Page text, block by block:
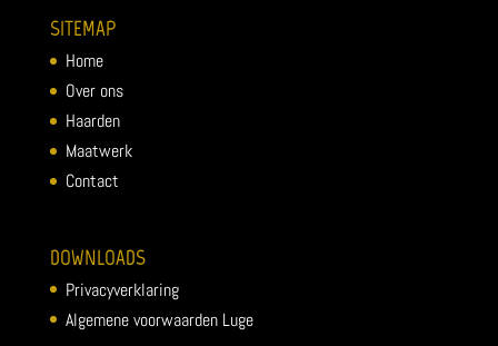
SITEMAP
Home
Over ons
Haarden
Maatwerk
Contact
DOWNLOADS
Privacyverklaring
Algemene voorwaarden Luge